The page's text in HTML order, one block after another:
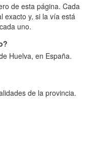
de esta página. Cada
exacto y, si la vía está
uno.
Huelva, en España.
de la provincia.